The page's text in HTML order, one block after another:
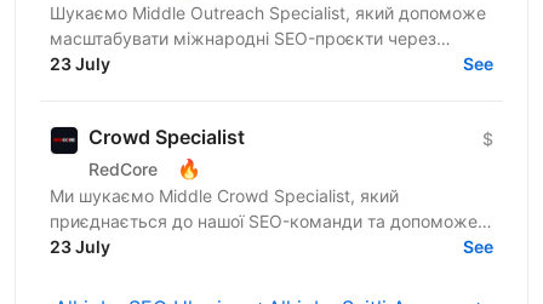
Шукаємо Middle Outreach Specialist, який допоможе
масштабувати міжнародні SEO-проєкти через
побудову партнерських відносин із вебмайстрами
23 July See
Crowd Specialist
RedCore 🔥
$
Ми шукаємо Middle Crowd Specialist, який
приєднається до нашої SEO-команди та допоможе
розвивати міжнародні проєкти через якісний крауд-
23 July See